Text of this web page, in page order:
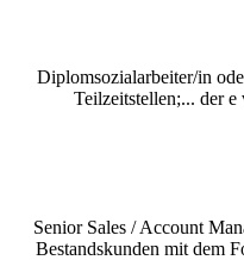
Diplomsozialarbeiter/in
Teilzeitstellen;... der
Senior Sales / Account
Bestandskunden mit dem